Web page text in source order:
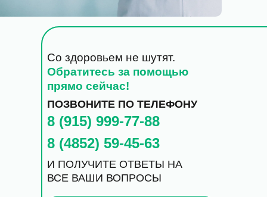
Со здоровьем не шутят.
Обратитесь за помощью
прямо сейчас!
ПОЗВОНИТЕ ПО ТЕЛЕФОНУ
И ПОЛУЧИТЕ ОТВЕТЫ НА
ВСЕ ВАШИ ВОПРОСЫ
8 (915) 999-77-88
8 (4852) 59-45-63